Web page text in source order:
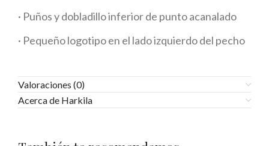
· Puños y dobladillo inferior de punto acanalado
· Pequeño logotipo en el lado izquierdo del pecho
Valoraciones (0)
Acerca de Harkila